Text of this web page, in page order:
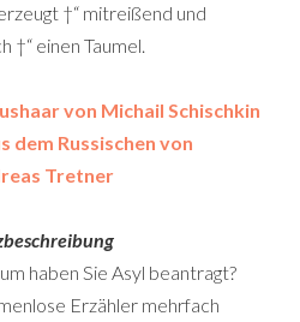
†“ mitreißend und
†“ einen Taumel.
von Michail Schischkin
dem Russischen von
Tretner
haben Sie Asyl beantragt?
Erzähler mehrfach